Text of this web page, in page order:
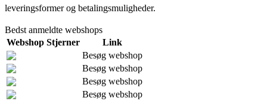
leveringsformer og betalingsmuligheder.
Bedst anmeldte webshops
Webshop Stjerner
Link
Besøg webshop
Besøg webshop
Besøg webshop
Besøg webshop